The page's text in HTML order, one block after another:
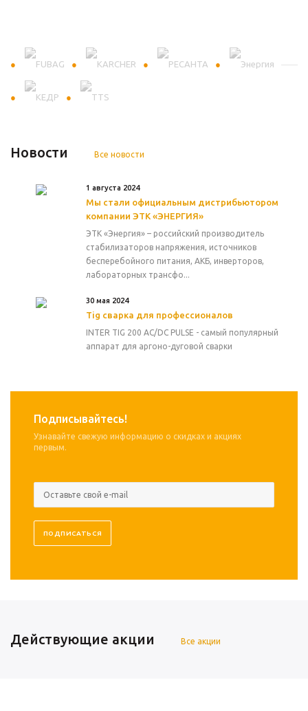
Новости Все новости
1 августа 2024
Мы стали официальным дистрибьютором
компании ЭТК «ЭНЕРГИЯ»
ЭТК «Энергия» – российский производитель
стабилизаторов напряжения, источников
бесперебойного питания, АКБ, инверторов,
лабораторных трансфо...
30 мая 2024
Tig сварка для профессионалов
INTER TIG 200 AC/DC PULSE - самый популярный
аппарат для аргоно-дуговой сварки
Подписывайтесь!
Узнавайте свежую информацию о скидках и акциях
первым.
Действующие акции Все акции